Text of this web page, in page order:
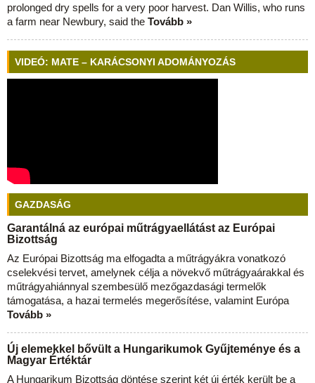
prolonged dry spells for a very poor harvest. Dan Willis, who runs
a farm near Newbury, said the Tovább »
VIDEÓ: MATE – KARÁCSONYI ADOMÁNYOZÁS
GAZDASÁG
Garantálná az európai műtrágyaellátást az Európai
Bizottság
Az Európai Bizottság ma elfogadta a műtrágyákra vonatkozó
cselekvési tervet, amelynek célja a növekvő műtrágyaárakkal és
műtrágyahiánnyal szembesülő mezőgazdasági termelők
támogatása, a hazai termelés megerősítése, valamint Európa
Tovább »
Új elemekkel bővült a Hungarikumok Gyűjteménye és a
Magyar Értéktár
A Hungarikum Bizottság döntése szerint két új érték került be a